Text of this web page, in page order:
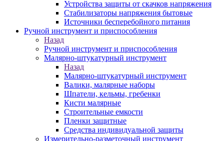
Устройства защиты от скачков напряжения
Стабилизаторы напряжения бытовые
Источники бесперебойного питания
Ручной инструмент и приспособления
Назад
Ручной инструмент и приспособления
Малярно-штукатурный инструмент
Назад
Малярно-штукатурный инструмент
Валики, малярные наборы
Шпатели, кельмы, гребенки
Кисти малярные
Строительные емкости
Пленки защитные
Средства индивидуальной защиты
Измерительно-разметочный инструмент